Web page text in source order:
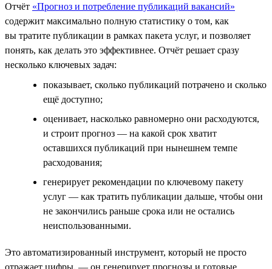
Отчёт «Прогноз и потребление публикаций вакансий»
содержит максимально полную статистику о том, как
вы тратите публикации в рамках пакета услуг, и позволяет
понять, как делать это эффективнее. Отчёт решает сразу
несколько ключевых задач:
показывает, сколько публикаций потрачено и сколько
ещё доступно;
оценивает, насколько равномерно они расходуются,
и строит прогноз — на какой срок хватит
оставшихся публикаций при нынешнем темпе
расходования;
генерирует рекомендации по ключевому пакету
услуг — как тратить публикации дальше, чтобы они
не закончились раньше срока или не остались
неиспользованными.
Это автоматизированный инструмент, который не просто
отражает цифры, — он генерирует прогнозы и готовые